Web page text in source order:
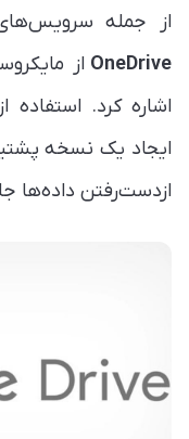
از جمله
OneDrive
اشاره کرد.
ایجاد یک نسخه
ازدست‌رفتن داده‌ها